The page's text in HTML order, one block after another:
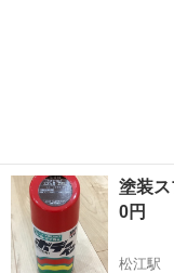
塗装
0円
松江駅